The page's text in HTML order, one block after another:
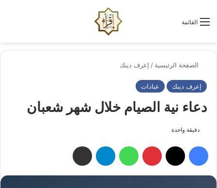
القائمة
الصفحة الرئيسية / إعرف دينك
إعرف دينك عبادات
دعاء نية الصيام خلال شهر شعبان
دقيقة واحدة
فيسبوك بينتيريست واتساب تيلقرام